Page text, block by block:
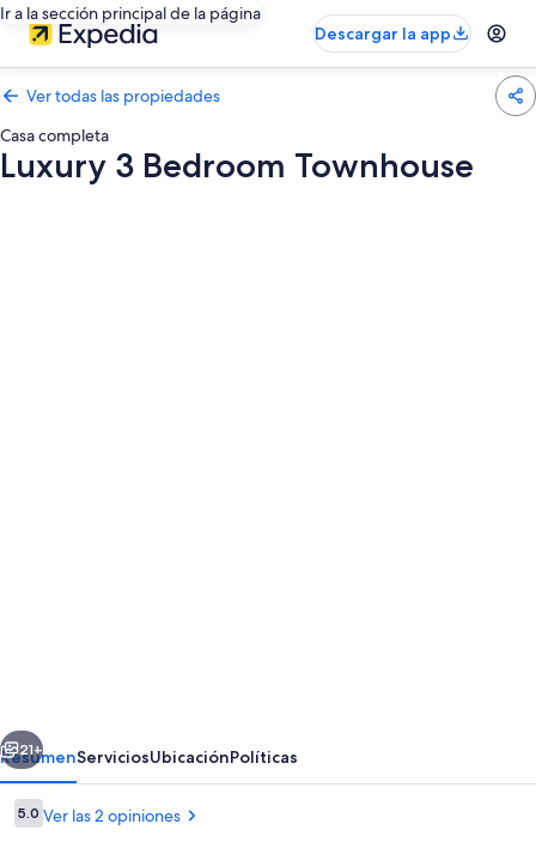
Ir a la sección principal de la página
Descargar la app
Ver todas las propiedades
Casa completa
Luxury 3 Bedroom Townhouse
Siguiente
21+
ResumenServiciosUbicaciónPolíticas
Opiniones
5.05.0 de 10,
Ver las 2 opiniones